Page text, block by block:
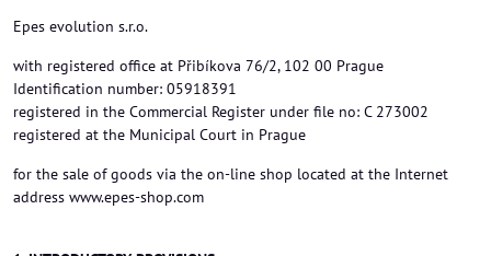
Epes evolution s.r.o.
with registered office at Přibíkova 76/2, 102 00 Prague
Identification number: 05918391
registered in the Commercial Register under file no: C 273002
registered at the Municipal Court in Prague
for the sale of goods via the on-line shop located at the Internet
address www.epes-shop.com